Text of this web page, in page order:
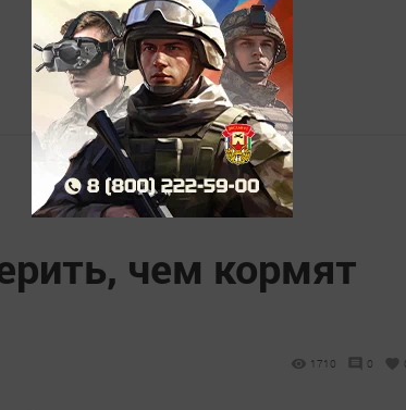
чем кормят
1710 0